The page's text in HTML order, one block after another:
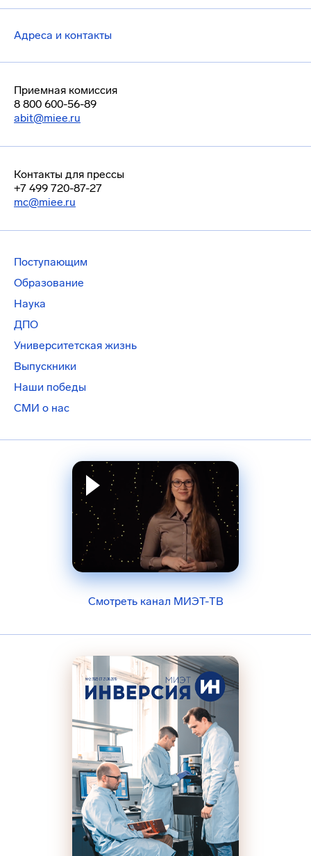
Адреса и контакты
Приемная комиссия
8 800 600-56-89
abit@miee.ru
Контакты для прессы
+7 499 720-87-27
mc@miee.ru
Поступающим
Образование
Наука
ДПО
Университетская жизнь
Выпускники
Наши победы
СМИ о нас
Смотреть канал МИЭТ-ТВ